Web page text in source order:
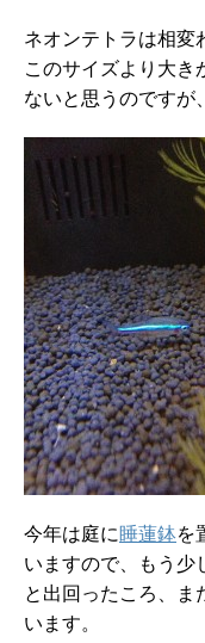
ネオンテトラは相変
このサイズより大き
ないと思うのですが
今年は庭に睡蓮鉢を
いますので、もう少
と出回ったころ、ま
います。